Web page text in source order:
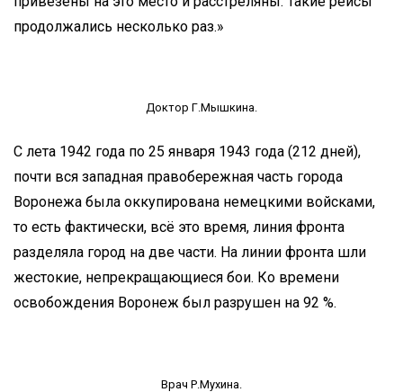
продолжались несколько раз.»
Доктор Г.Мышкина.
С лета 1942 года по 25 января 1943 года (212 дней),
почти вся западная правобережная часть города
Воронежа была оккупирована немецкими войсками,
то есть фактически, всё это время, линия фронта
разделяла город на две части. На линии фронта шли
жестокие, непрекращающиеся бои. Ко времени
освобождения Воронеж был разрушен на 92 %.
Врач Р.Мухина.